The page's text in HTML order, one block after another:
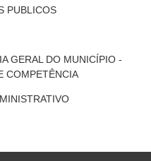
PUBLICOS
GERAL DO MUNICÍPIO -
COMPETÊNCIA